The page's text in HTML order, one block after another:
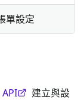
單設定
建立與設